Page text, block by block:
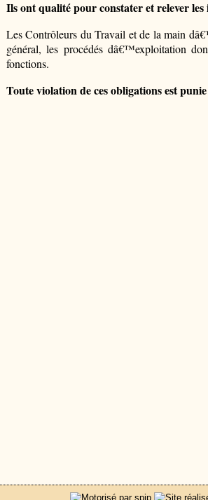
Ils ont qualité pour constater et relever
Les Contrôleurs du Travail et de la main
général, les procédés dâ€™exploitation
fonctions.
Toute violation de ces obligations est